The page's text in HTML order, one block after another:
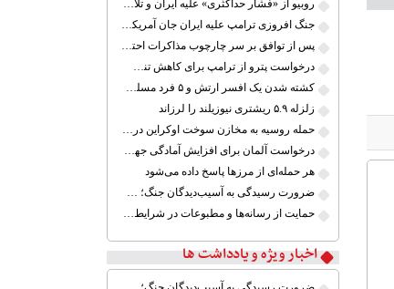
۷
۸
روبیو از «فشار حداکثری» علیه ایران و تلاش برای توافق سخن گفت
جنگ افروزی ترامپ علیه ایران جان آمریکایی‌ها را به خطر می‌اندازد
پس از توافق بر سر چارچوب مذاکرات احتمالی، حمله به ایران را لغو کردم
درخواست پترو از ترامپ برای کاهش تنش با کوبا؛ «اکنون زمان گفت‌وگو است»
کشته شدن یک افسر ارتش و ۵ فرد مسلح در پاکستان
زلزله ۵.۹ ریشتری نیوزیلند را لرزاند
حمله روسیه به مخازن سوخت اوکراین در بندر اودسا
درخواست آلمان برای افزایش آمادگی جهت حفاظت از مرزهای اتحادیه اروپا
هر حمله‌ای از مرزها پاسخ داده می‌شود
ضرورت رسیدگی به آسیب‌دیدگان جنگ؛ حمایت از کارگران و خانواده‌ها
حمایت از رسانه‌ها و مطبوعات در شرایط جنگی
اخبار ویژه و یادداشت ها